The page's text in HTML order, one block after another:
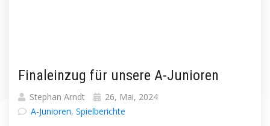
Finaleinzug für unsere A-Junioren
Stephan Arndt
26, Mai, 2024
A-Junioren, Spielberichte